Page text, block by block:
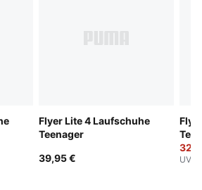
Flyer Lite 4 Laufschuhe
Teenager
39,95 €
UVP